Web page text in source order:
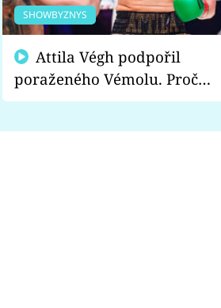
SHOWBYZNYS
poraženého Vémolu. Proč
chce raději zápasit s ním než